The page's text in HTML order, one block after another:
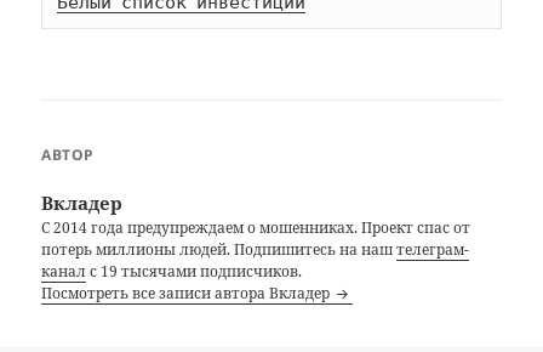
АВТОР
Вкладер
С 2014 года предупреждаем о мошенниках. Проект спас от
потерь миллионы людей. Подпишитесь на наштелеграм-
каналс 19 тысячами подписчиков.
Посмотреть все записи автора Вкладер